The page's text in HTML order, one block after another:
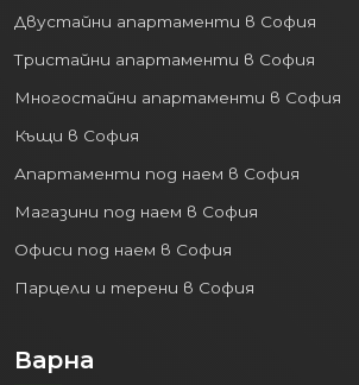
Двустайни апартаменти в София
Тристайни апартаменти в София
Многостайни апартаменти в София
Къщи в София
Апартаменти под наем в София
Магазини под наем в София
Офиси под наем в София
Парцели и терени в София
Варна